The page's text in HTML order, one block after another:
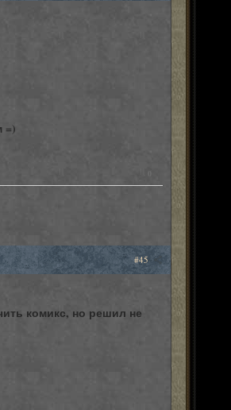
=)
0
#45
комикс, но решил не